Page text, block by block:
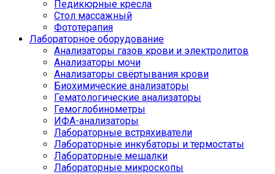
Педикюрные кресла
Стол массажный
Фототерапия
Лабораторное оборудование
Анализаторы газов крови и электролитов
Анализаторы мочи
Анализаторы свёртывания крови
Биохимические анализаторы
Гематологические анализаторы
Гемоглобинометры
ИФА-анализаторы
Лабораторные встряхиватели
Лабораторные инкубаторы и термостаты
Лабораторные мешалки
Лабораторные микроскопы